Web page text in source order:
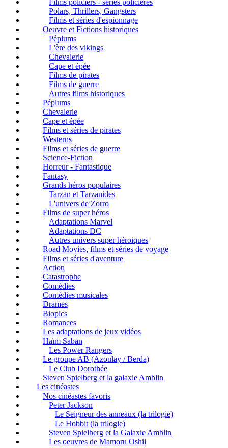
Films policiers - séries policières
Polars, Thrillers, Gangsters
Films et séries d'espionnage
Oeuvre et Fictions historiques
Péplums
L'ère des vikings
Chevalerie
Cape et épée
Films de pirates
Films de guerre
Autres films historiques
Péplums
Chevalerie
Cape et épée
Films et séries de pirates
Westerns
Films et séries de guerre
Science-Fiction
Horreur - Fantastique
Fantasy
Grands héros populaires
Tarzan et Tarzanides
L'univers de Zorro
Films de super héros
Adaptations Marvel
Adaptations DC
Autres univers super héroiques
Road Movies, films et séries de voyage
Films et séries d'aventure
Action
Catastrophe
Comédies
Comédies musicales
Drames
Biopics
Romances
Les adaptations de jeux vidéos
Haïm Saban
Les Power Rangers
Le groupe AB (Azoulay / Berda)
Le Club Dorothée
Steven Spielberg et la galaxie Amblin
Les cinéastes
Nos cinéastes favoris
Peter Jackson
Le Seigneur des anneaux (la trilogie)
Le Hobbit (la trilogie)
Steven Spielberg et la Galaxie Amblin
Les oeuvres de Mamoru Oshii